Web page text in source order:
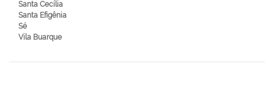
Santa Cecília
Santa Efigênia
Sé
Vila Buarque